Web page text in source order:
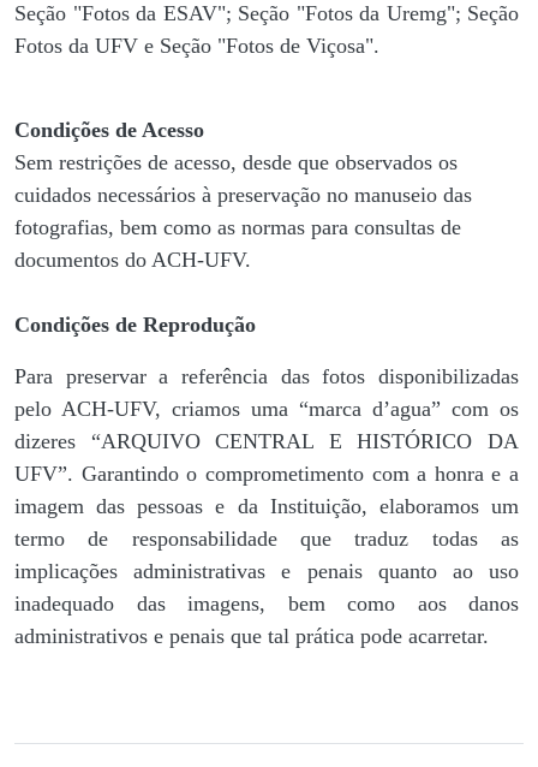
Seção "Fotos da ESAV"; Seção "Fotos da Uremg"; Seção
Fotos da UFV e Seção "Fotos de Viçosa".
Condições de Acesso
Sem restrições de acesso, desde que observados os
cuidados necessários à preservação no manuseio das
fotografias, bem como as normas para consultas de
documentos do ACH-UFV.
Condições de Reprodução
Para preservar a referência das fotos disponibilizadas
pelo ACH-UFV, criamos uma “marca d’agua” com os
dizeres “ARQUIVO CENTRAL E HISTÓRICO DA
UFV”. Garantindo o comprometimento com a honra e a
imagem das pessoas e da Instituição, elaboramos um
termo de responsabilidade que traduz todas as
implicações administrativas e penais quanto ao uso
inadequado das imagens, bem como aos danos
administrativos e penais que tal prática pode acarretar.